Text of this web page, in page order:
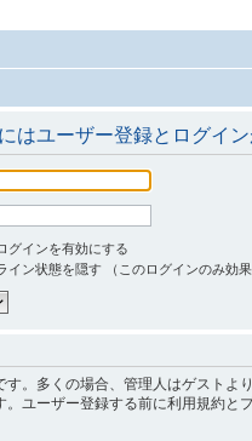
はユーザー登録とログイ
グインを有効にする
イン状態を隠す （このログインのみ効
す。多くの場合、管理人はゲスト
ユーザー登録する前に利用規約